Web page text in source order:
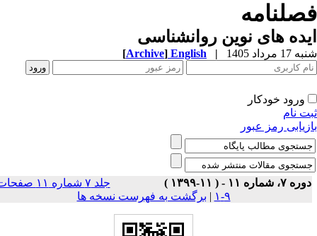
های نوین روانشناسی
مرداد 1405 |
English
[Archive]
ورود خودکار
نام
رمز عبور
۷، شماره ۱۱ - ( ۱۱-۱۳۹۹ )
جلد ۷ شماره ۱۱ صفحات
| برگشت به فهرست نسخه ها